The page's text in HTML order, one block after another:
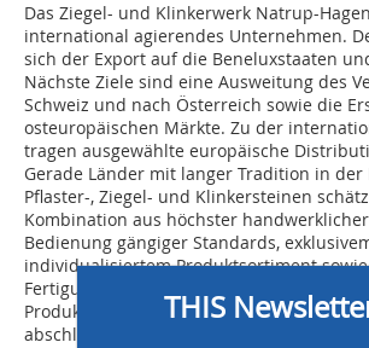
Das Ziegel- und Klinkerwerk Natrup-
international agierendes Unternehmen.
sich der Export auf die Beneluxstaaten
Nächste Ziele sind eine Ausweitung des
Schweiz und nach Österreich sowie die
osteuropäischen Märkte. Zu der
tragen ausgewählte europäische
Gerade Länder mit langer Tradition in der
Pflaster-, Ziegel- und Klinkersteinen
Kombination aus höchster
Bedienung gängiger Standards,
individualisiertem Produktsortiment
Fertigungstechnologie. „Wir haben sogar
Produktanfragen aus den USA erhalten«,
abschließend.n
THIS